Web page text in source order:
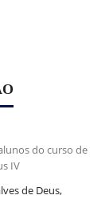
do curso de
IV
de Deus,